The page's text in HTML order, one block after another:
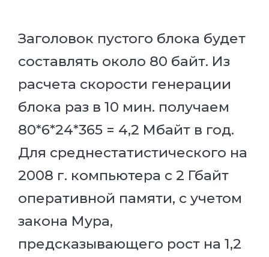
Заголовок пустого блока будет
составлять около 80 байт. Из
расчета скорости генерации
блока раз в 10 мин. получаем
80*6*24*365 = 4,2 Мбайт в год.
Для среднестатистического на
2008 г. компьютера с 2 Гбайт
оперативной памяти, с учетом
закона Мура,
предсказывающего рост на 1,2